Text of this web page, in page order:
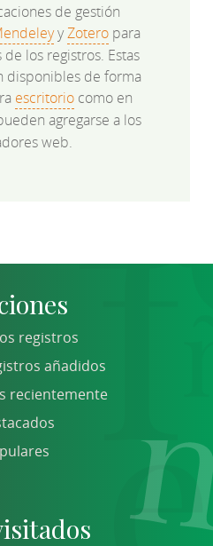
de gestión
yZoteropara
los registros. Estas
disponibles de forma
escritorio como en
agregarse a los
web.
registros
añadidos
recientemente